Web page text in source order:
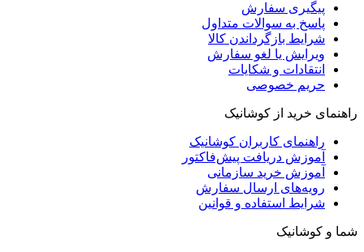
پیگیری سفارش
پاسخ به سوالات متداول
شرایط بازگرداندن کالا
ویرایش یا لغو سفارش
انتقادات و شکایات
حریم خصوصی
راهنمای خرید از کوشانیک
راهنمای کاربران کوشانیک
آموزش دریافت پیش‌فاکتور
آموزش خرید سازمانی
رویه‌های ارسال سفارش
شرایط استفاده و قوانین
شما و کوشانیک